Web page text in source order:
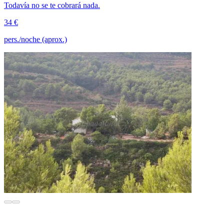
Todavía no se te cobrará nada.
34 €
pers./noche (aprox.)